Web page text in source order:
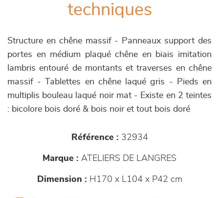
techniques
Structure en chêne massif - Panneaux support des
portes en médium plaqué chêne en biais imitation
lambris entouré de montants et traverses en chêne
massif - Tablettes en chêne laqué gris - Pieds en
multiplis bouleau laqué noir mat - Existe en 2 teintes
: bicolore bois doré & bois noir et tout bois doré
Référence : 32934
Marque : ATELIERS DE LANGRES
Dimension : H170 x L104 x P42 cm